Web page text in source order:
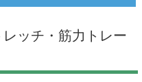
ッチ・筋力トレー